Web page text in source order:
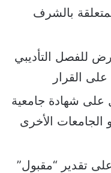
بالشرف
للفصل التأديبي
القرار
على شهادة جامعية
الجامعات الأخرى
تقدير “مقبول”